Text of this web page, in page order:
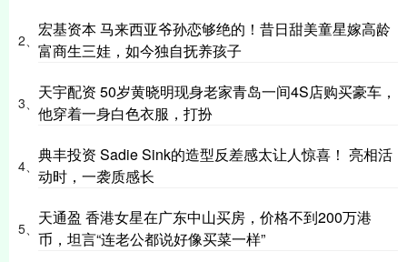
2、
宏基资本 马来西亚爷孙恋够绝的！昔日甜美童星嫁高龄
富商生三娃，如今独自抚养孩子
3、
天宇配资 50岁黄晓明现身老家青岛一间4S店购买豪车，
他穿着一身白色衣服，打扮
4、
典丰投资 Sadie Sink的造型反差感太让人惊喜！ 亮相活
动时，一袭质感长
5、
天通盈 香港女星在广东中山买房，价格不到200万港
币，坦言“连老公都说好像买菜一样”